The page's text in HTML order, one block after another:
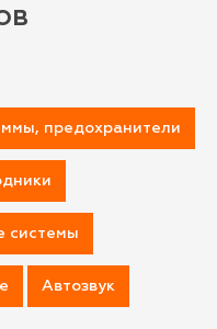
предохранители
системы
Автозвук